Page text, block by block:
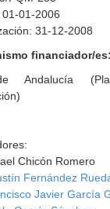
01-2006
31-12-2008
financiador/es:
Andalucía
Chicón Romero
Fernández
Javier García